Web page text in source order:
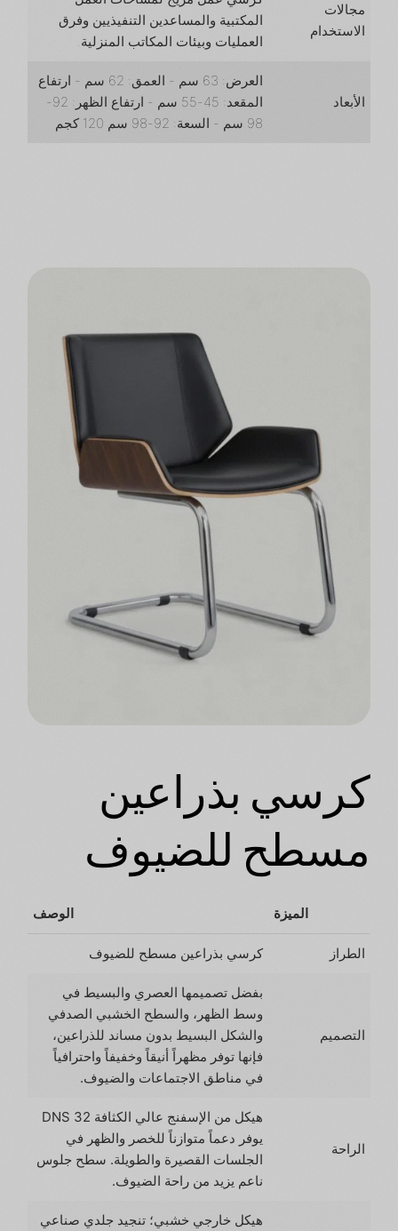
مجالات
الاستخدام
المكتبية والمساعدين التنفيذيين وفرق
العمليات وبيئات المكاتب المنزلية.
الأبعاد
العرض: 63 سم - العمق: 62 سم - ارتفاع
المقعد: 45-55 سم - ارتفاع الظهر: 92-
98 سم - السعة: 92-98 سم 120 كجم
كرسي بذراعين
مسطح للضيوف
الميزة الوصف
الطراز كرسي بذراعين مسطح للضيوف
التصميم
بفضل تصميمها العصري والبسيط في
وسط الظهر، والسطح الخشبي الصدفي
والشكل البسيط بدون مساند للذراعين،
فإنها توفر مظهراً أنيقاً وخفيفاً واحترافياً
في مناطق الاجتماعات والضيوف.
الراحة
هيكل من الإسفنج عالي الكثافة 32 DNS
يوفر دعماً متوازناً للخصر والظهر في
الجلسات القصيرة والطويلة. سطح جلوس
ناعم يزيد من راحة الضيوف.
هيكل خارجي خشبي؛ تنجيد جلدي صناعي